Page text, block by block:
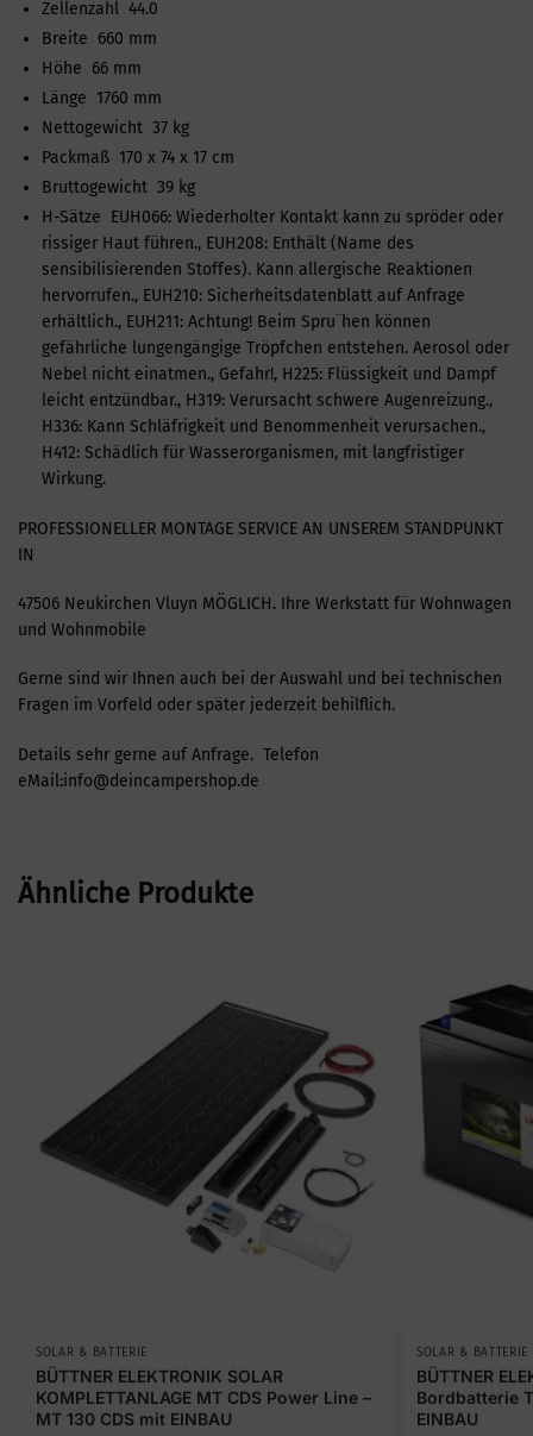
Zellenzahl 44.0
Breite 660 mm
Höhe 66 mm
Länge 1760 mm
Nettogewicht 37 kg
Packmaß 170 x 74 x 17 cm
Bruttogewicht 39 kg
H-Sätze EUH066: Wiederholter Kontakt kann zu spröder oder
rissiger Haut führen., EUH208: Enthält (Name des
sensibilisierenden Stoffes). Kann allergische Reaktionen
hervorrufen., EUH210: Sicherheitsdatenblatt auf Anfrage
erhältlich., EUH211: Achtung! Beim Spru¨hen können
gefährliche lungengängige Tröpfchen entstehen. Aerosol oder
Nebel nicht einatmen., Gefahr!, H225: Flüssigkeit und Dampf
leicht entzündbar., H319: Verursacht schwere Augenreizung.,
H336: Kann Schläfrigkeit und Benommenheit verursachen.,
H412: Schädlich für Wasserorganismen, mit langfristiger
Wirkung.
PROFESSIONELLER MONTAGE SERVICE AN UNSEREM STANDPUNKT
IN
47506 Neukirchen Vluyn MÖGLICH. Ihre Werkstatt für Wohnwagen
und Wohnmobile
Gerne sind wir Ihnen auch bei der Auswahl und bei technischen
Fragen im Vorfeld oder später jederzeit behilflich.
Details sehr gerne auf Anfrage. Telefon
eMail:info@deincampershop.de
Ähnliche Produkte
SOLAR & BATTERIE
BÜTTNER ELEKTRONIK SOLAR
KOMPLETTANLAGE MT CDS Power Line –
MT 130 CDS mit EINBAU
SOLAR & BATTERIE
BÜTTNER
Bordbatterie
EINBAU